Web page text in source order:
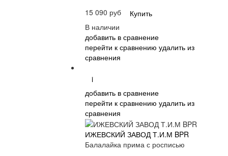
15 090 руб
Купить
В наличии
добавить в сравнение
перейти к сравнению удалить из
сравнения
i
добавить в сравнение
перейти к сравнению удалить из
сравнения
ИЖЕВСКИЙ ЗАВОД Т.И.М BPR
Балалайка прима с росписью